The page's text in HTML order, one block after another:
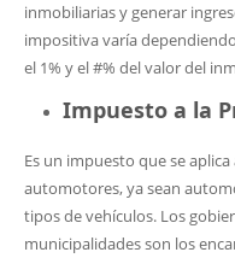
inmobiliarias y generar
impositiva varía
el 1% y el #% del valor del
Impuesto a la
Es un impuesto que se
automotores, ya sean
tipos de vehículos. Los
municipalidades son los